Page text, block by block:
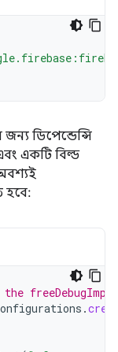
ডিপেন্ডেন্সি
একটি বিল্ড
হবে:
.